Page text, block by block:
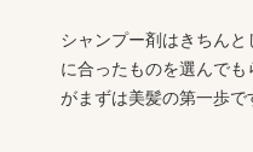
シャンプー剤はきちん
に合ったものを選んでも
がまずは美髪の第一歩で